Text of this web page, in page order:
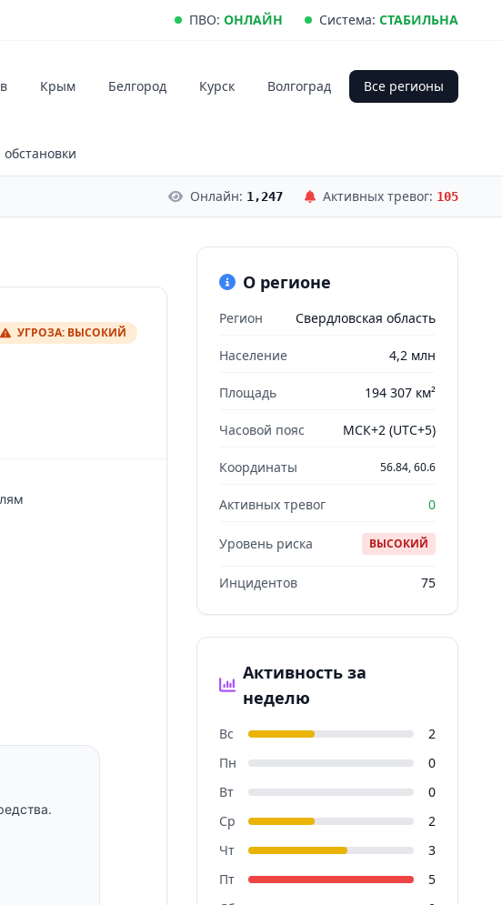
ПВО: ОНЛАЙН Система: СТАБИЛЬНА
Крым Белгород Курск Волгоград Все регионы
Онлайн: 1,247 Активных тревог: 105
УГРОЗА: ВЫСОКИЙ
О регионе
Регион Свердловская область
Население 4,2 млн
Площадь 194 307 км²
Часовой пояс МСК+2 (UTC+5)
Координаты 56.84, 60.6
Активных тревог 0
Уровень риска ВЫСОКИЙ
Инцидентов 75
Активность за
неделю
Вс
2
Пн
0
Вт
0
Ср
2
Чт
3
Пт
5